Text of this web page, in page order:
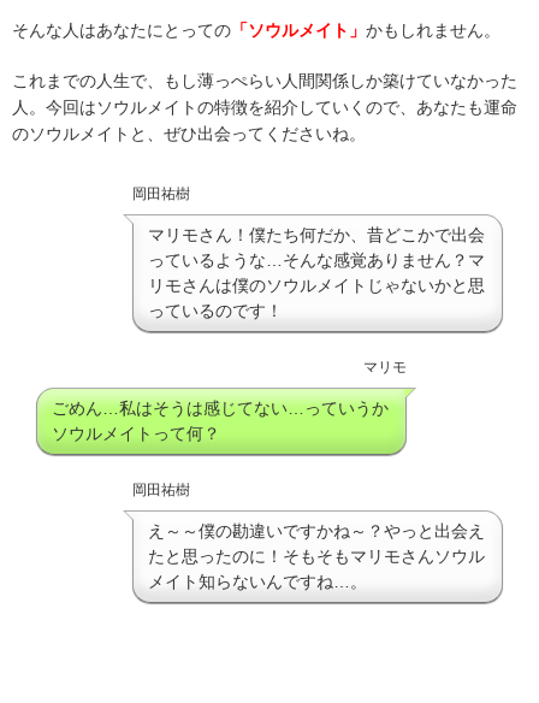
そんな人はあなたにとっての 「ソウルメイト」 かもしれません。
これまでの人生で、もし薄っぺらい人間関係しか築けていなかった
人。今回はソウルメイトの特徴を紹介していくので、あなたも運命
のソウルメイトと、ぜひ出会ってくださいね。
岡田祐樹
マリモさん！僕たち何だか、昔どこかで出会
っているような…そんな感覚ありません？マ
リモさんは僕のソウルメイトじゃないかと思
っているのです！
マリモ
ごめん…私はそうは感じてない…っていうか
ソウルメイトって何？
岡田祐樹
え～～僕の勘違いですかね～？やっと出会え
たと思ったのに！そもそもマリモさんソウル
メイト知らないんですね…。